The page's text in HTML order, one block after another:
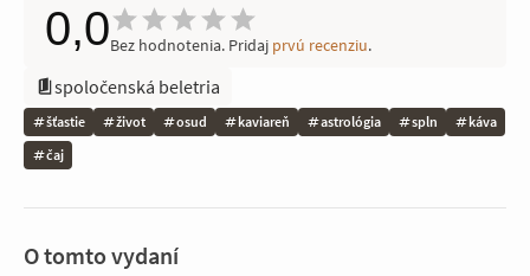
0,0Bez hodnotenia. Pridaj prvú recenziu.
spoločenská beletria
šťastie život osud kaviareň astrológia spln
káva
čaj
O tomto vydaní